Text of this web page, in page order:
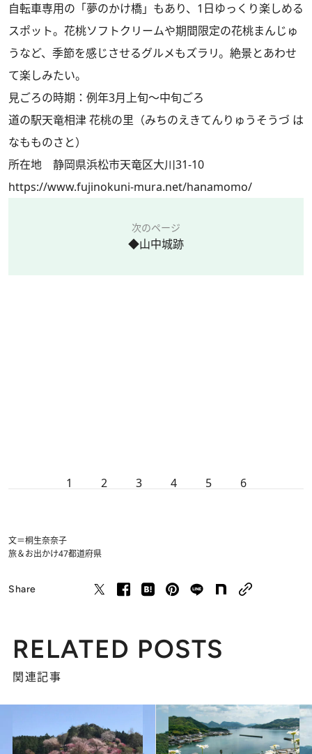
自転車専用の「夢のかけ橋」もあり、1日ゆっくり楽しめる
スポット。花桃ソフトクリームや期間限定の花桃まんじゅ
うなど、季節を感じさせるグルメもズラリ。絶景とあわせ
て楽しみたい。
見ごろの時期：例年3月上旬～中旬ごろ
道の駅天竜相津 花桃の里（みちのえきてんりゅうそうづ は
なもものさと）
所在地 静岡県浜松市天竜区大川31-10
https://www.fujinokuni-mura.net/hanamomo/
次のページ
◆山中城跡
1 2 3 4 5 6
文＝桐生奈奈子
旅＆お出かけ47都道府県
Share
RELATED POSTS
関連記事